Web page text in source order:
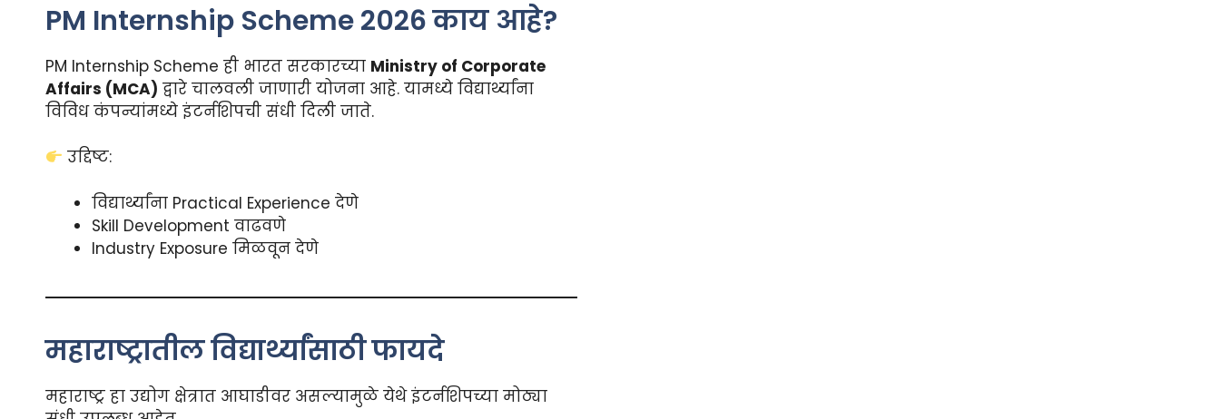
PM Internship Scheme 2026 काय आहे?
PM Internship Scheme ही भारत सरकारच्या Ministry of Corporate
Affairs (MCA) द्वारे चालवली जाणारी योजना आहे. यामध्ये विद्यार्थ्यांना
विविध कंपन्यांमध्ये इंटर्नशिपची संधी दिली जाते.
उद्दिष्ट:
विद्यार्थ्यांना Practical Experience देणे
Skill Development वाढवणे
Industry Exposure मिळवून देणे
महाराष्ट्रातील विद्यार्थ्यांसाठी फायदे
महाराष्ट्र हा उद्योग क्षेत्रात आघाडीवर असल्यामुळे येथे इंटर्नशिपच्या मोठ्या